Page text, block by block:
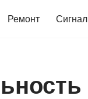
Ремонт Сигнал